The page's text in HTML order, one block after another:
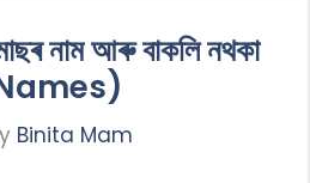
নাম আৰু বাকলি নথকা
Names)
Binita Mam